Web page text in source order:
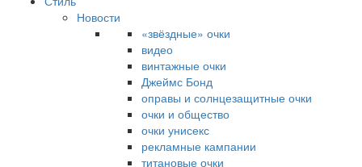
Новости
«звёздные» очки
видео
винтажные очки
Джеймс Бонд
оправы и солнцезащитные очки
очки и общество
очки унисекс
рекламные кампании
титановые очки